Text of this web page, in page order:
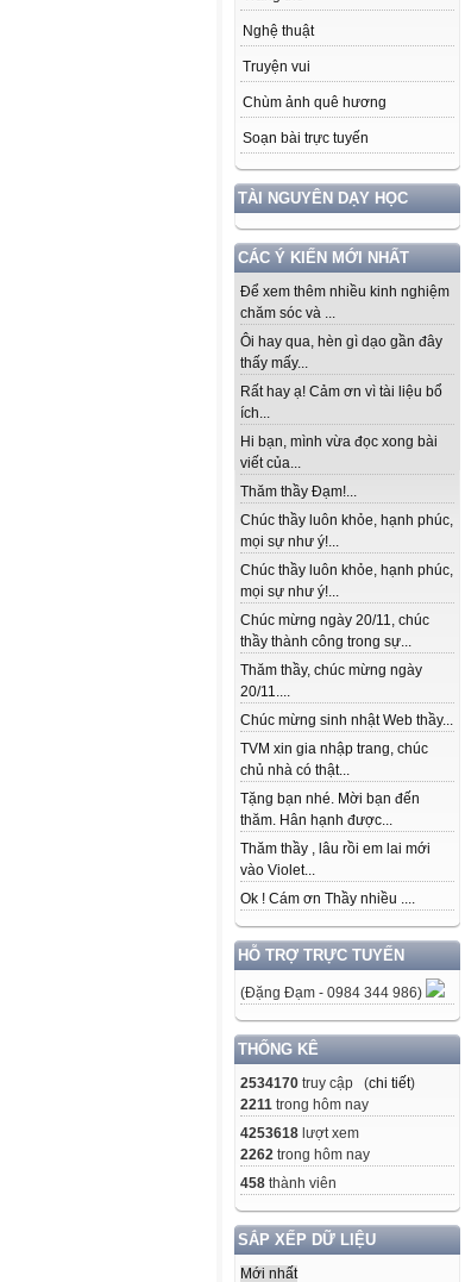
Nghệ thuật
Truyện vui
Chùm ảnh quê hương
Soạn bài trực tuyến
TÀI NGUYÊN DẠY HỌC
CÁC Ý KIẾN MỚI NHẤT
Để xem thêm nhiều kinh nghiệm
chăm sóc và ...
Ôi hay qua, hèn gì dạo gần đây
thấy mấy...
Rất hay ạ! Cảm ơn vì tài liệu bổ
ích...
Hi bạn, mình vừa đọc xong bài
viết của...
Thăm thầy Đạm!...
Chúc thầy luôn khỏe, hạnh phúc,
mọi sự như ý!...
Chúc thầy luôn khỏe, hạnh phúc,
mọi sự như ý!...
Chúc mừng ngày 20/11, chúc
thầy thành công trong sự...
Thăm thầy, chúc mừng ngày
20/11....
Chúc mừng sinh nhật Web thầy...
TVM xin gia nhập trang, chúc
chủ nhà có thật...
Tặng bạn nhé. Mời bạn đến
thăm. Hân hạnh được...
Thăm thầy , lâu rồi em lai mới
vào Violet...
Ok ! Cám ơn Thầy nhiều ....
HỖ TRỢ TRỰC TUYẾN
(Đặng Đạm - 0984 344 986)
THỐNG KÊ
2534170 truy cập (chi tiết)
2211 trong hôm nay
4253618 lượt xem
2262 trong hôm nay
458 thành viên
SẮP XẾP DỮ LIỆU
Mới nhất